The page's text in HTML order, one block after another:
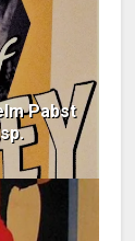
Pabst